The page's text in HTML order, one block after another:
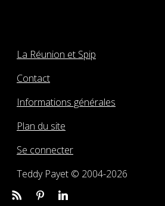
La Réunion et Spip
Contact
Informations générales
Plan du site
Se connecter
Teddy Payet © 2004-2026